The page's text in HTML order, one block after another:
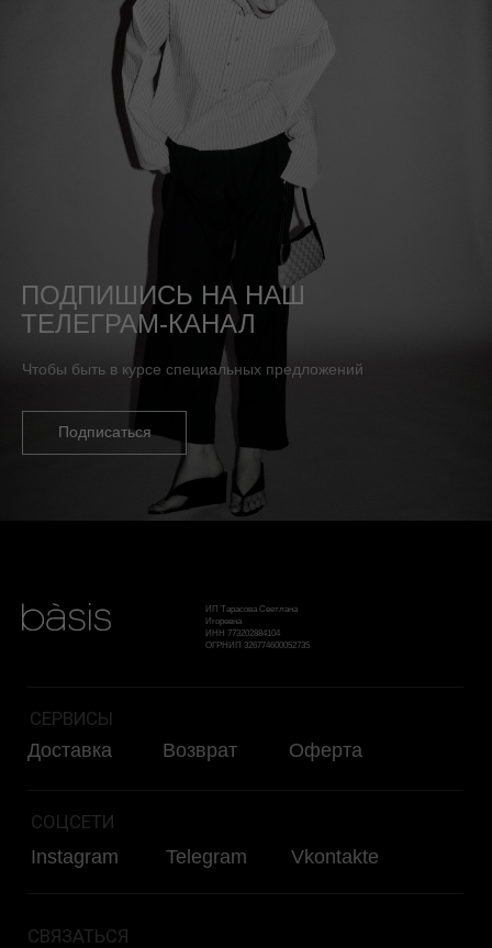
Чтобы быть в курсе специальных предложений
ПОДПИШИСЬ НА НАШ
ТЕЛЕГРАМ-КАНАЛ
Подписаться
ИП Тарасова Светлана
Игоревна
ИНН 773202884104
ОГРНИП 326774600052735